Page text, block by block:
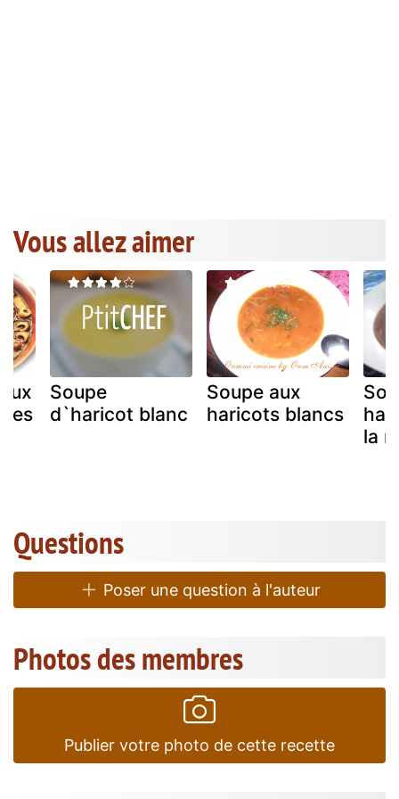
Vous allez aimer
Soupe
d`haricot blanc
Soupe aux
haricots blancs
la
Questions
Poser une question à l'auteur
Photos des membres
Publier votre photo de cette recette